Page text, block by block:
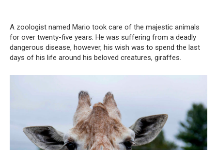
A zoologist named Mario took care of the majestic animals
for over twenty-five years. He was suffering from a deadly
dangerous disease, however, his wish was to spend the last
days of his life around his beloved creatures, giraffes.